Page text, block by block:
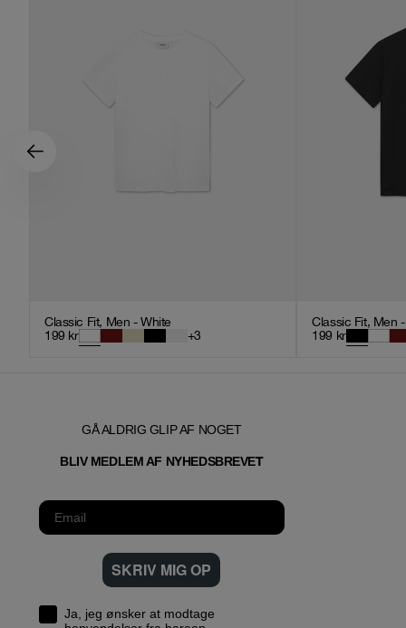
Classic Fit, Men - White
199 kr +3
Classic Fit, Men
199 kr
GÅ ALDRIG GLIP AF NOGET
BLIV MEDLEM AF NYHEDSBREVET
SKRIV MIG OP
Ja, jeg ønsker at modtage